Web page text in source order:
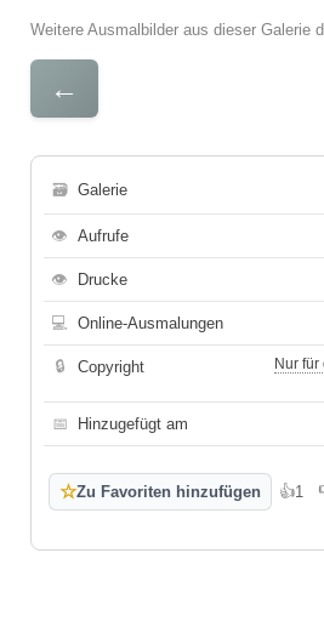
Weitere Ausmalbilder aus dieser Galerie
←
🗃 Galerie
👁 Aufrufe
👁 Drucke
💻 Online-Ausmalungen
🔒 Copyright
Nur
📅 Hinzugefügt am
☆Zu Favoriten hinzufügen 👍1